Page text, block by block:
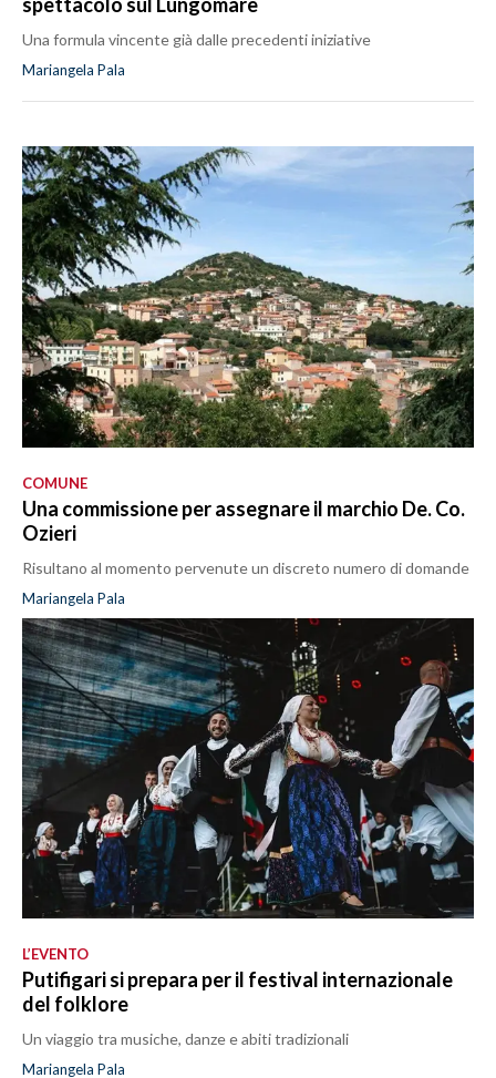
spettacolo sul Lungomare
Una formula vincente già dalle precedenti iniziative
Mariangela Pala
COMUNE
Una commissione per assegnare il marchio De. Co.
Ozieri
Risultano al momento pervenute un discreto numero di domande
Mariangela Pala
L’EVENTO
Putifigari si prepara per il festival internazionale
del folklore
Un viaggio tra musiche, danze e abiti tradizionali
Mariangela Pala